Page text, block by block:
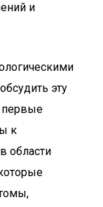
и
эту
первые
к
области